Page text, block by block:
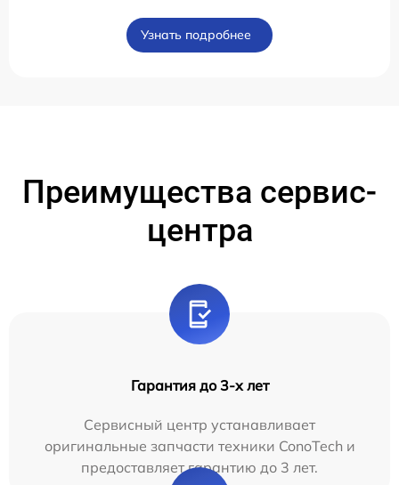
Узнать подробнее
Преимущества сервис-
центра
Гарантия до 3-х лет
Сервисный центр устанавливает
оригинальные запчасти техники ConoTech и
предоставляет гарантию до 3 лет.